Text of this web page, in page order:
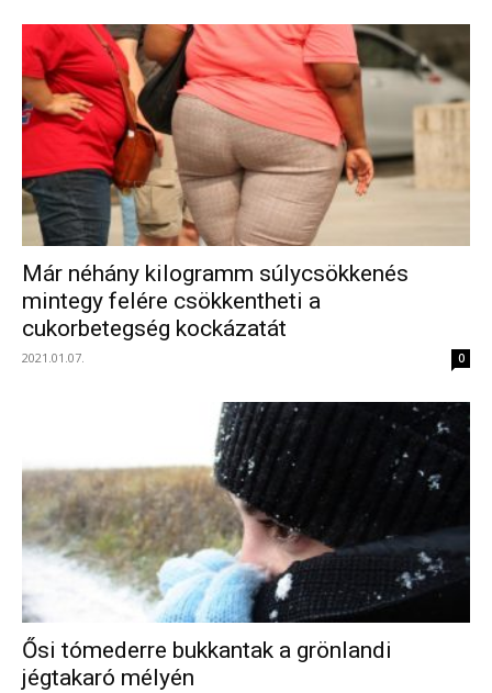
Már néhány kilogramm súlycsökkenés
mintegy felére csökkentheti a
cukorbetegség kockázatát
2021.01.07. 0
Ősi tómederre bukkantak a grönlandi
jégtakaró mélyén